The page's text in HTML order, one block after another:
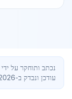
נכתב ותוחקר על ידי
עודכן ונבדק ב-2026